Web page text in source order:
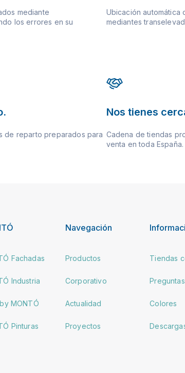
mediante
los errores en su
Ubicación automática
mediantes
de reparto preparados para
Nos tienes
Cadena de tiendas
venta en toda España.
Fachadas
Industria
MONTÓ
Pinturas
Navegación
Productos
Corporativo
Actualidad
Proyectos
Tiendas
Colores